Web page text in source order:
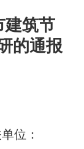
建筑节
的通报
位：